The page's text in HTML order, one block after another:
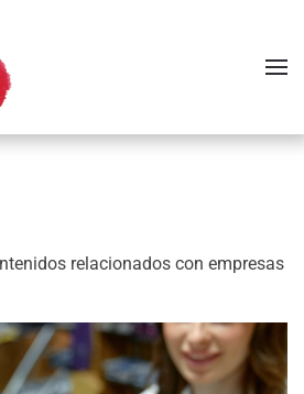
relacionados con empresas